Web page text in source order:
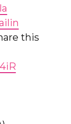
this